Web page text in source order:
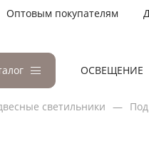
Оптовым покупателям
ОСВЕЩЕНИЕ
светильники